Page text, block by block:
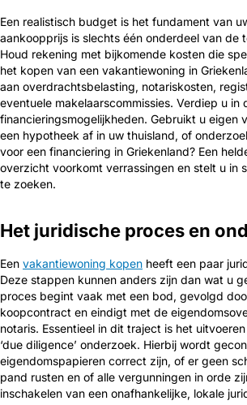
Een realistisch budget is het fundament van
aankoopprijs is slechts één onderdeel van de
Houd rekening met bijkomende kosten die
het kopen van een vakantiewoning in
aan overdrachtsbelasting, notariskosten,
eventuele makelaarscommissies. Verdiep u in
financieringsmogelijkheden. Gebruikt u eigen
een hypotheek af in uw thuisland, of
voor een financiering in Griekenland? Een
overzicht voorkomt verrassingen en stelt u in
te zoeken.
Het juridische proces en
Een vakantiewoning kopen heeft een paar
Deze stappen kunnen anders zijn dan wat u
proces begint vaak met een bod, gevolgd
koopcontract en eindigt met de
notaris. Essentieel in dit traject is het
‘due diligence’ onderzoek. Hierbij wordt
eigendomspapieren correct zijn, of er geen
pand rusten en of alle vergunningen in orde
inschakelen van een onafhankelijke, lokale